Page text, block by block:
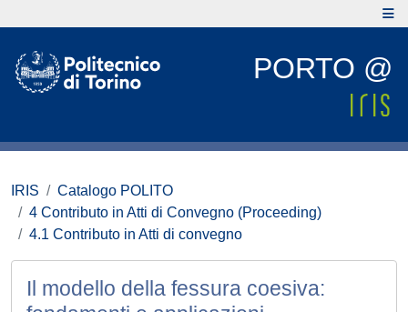
PORTO @
IRIS
Catalogo POLITO
4 Contributo in Atti di Convegno (Proceeding)
4.1 Contributo in Atti di convegno
Il modello della fessura coesiva: